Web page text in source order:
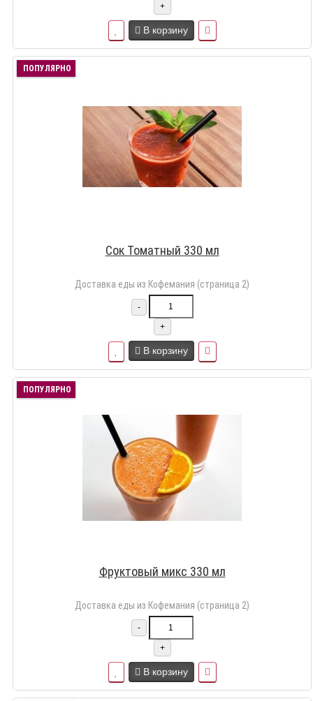
+
В корзину
ПОПУЛЯРНО
Сок Томатный 330 мл
Доставка еды из Кофемания (страница 2)
-
+
В корзину
ПОПУЛЯРНО
Фруктовый микс 330 мл
Доставка еды из Кофемания (страница 2)
-
+
В корзину